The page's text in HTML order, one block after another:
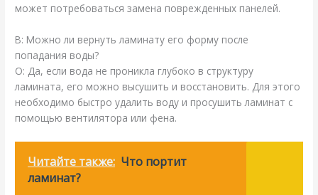
может потребоваться замена поврежденных панелей.
В: Можно ли вернуть ламинату его форму после
попадания воды?
О: Да, если вода не проникла глубоко в структуру
ламината, его можно высушить и восстановить. Для этого
необходимо быстро удалить воду и просушить ламинат с
помощью вентилятора или фена.
Читайте также: Что портит
ламинат?